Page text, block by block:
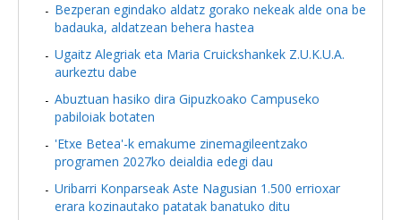
Bezperan egindako aldatz gorako nekeak alde ona be
badauka, aldatzean behera hastea
Ugaitz Alegriak eta Maria Cruickshankek Z.U.K.U.A.
aurkeztu dabe
Abuztuan hasiko dira Gipuzkoako Campuseko
pabiloiak botaten
'Etxe Betea'-k emakume zinemagileentzako
programen 2027ko deialdia edegi dau
Uribarri Konparseak Aste Nagusian 1.500 errioxar
erara kozinautako patatak banatuko ditu